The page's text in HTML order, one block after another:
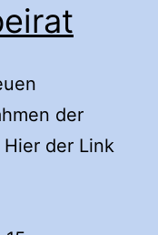
der
der Link